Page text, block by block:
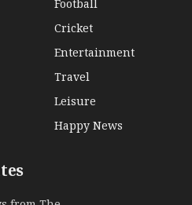
Football
Cricket
Entertainment
Travel
Leisure
Happy News